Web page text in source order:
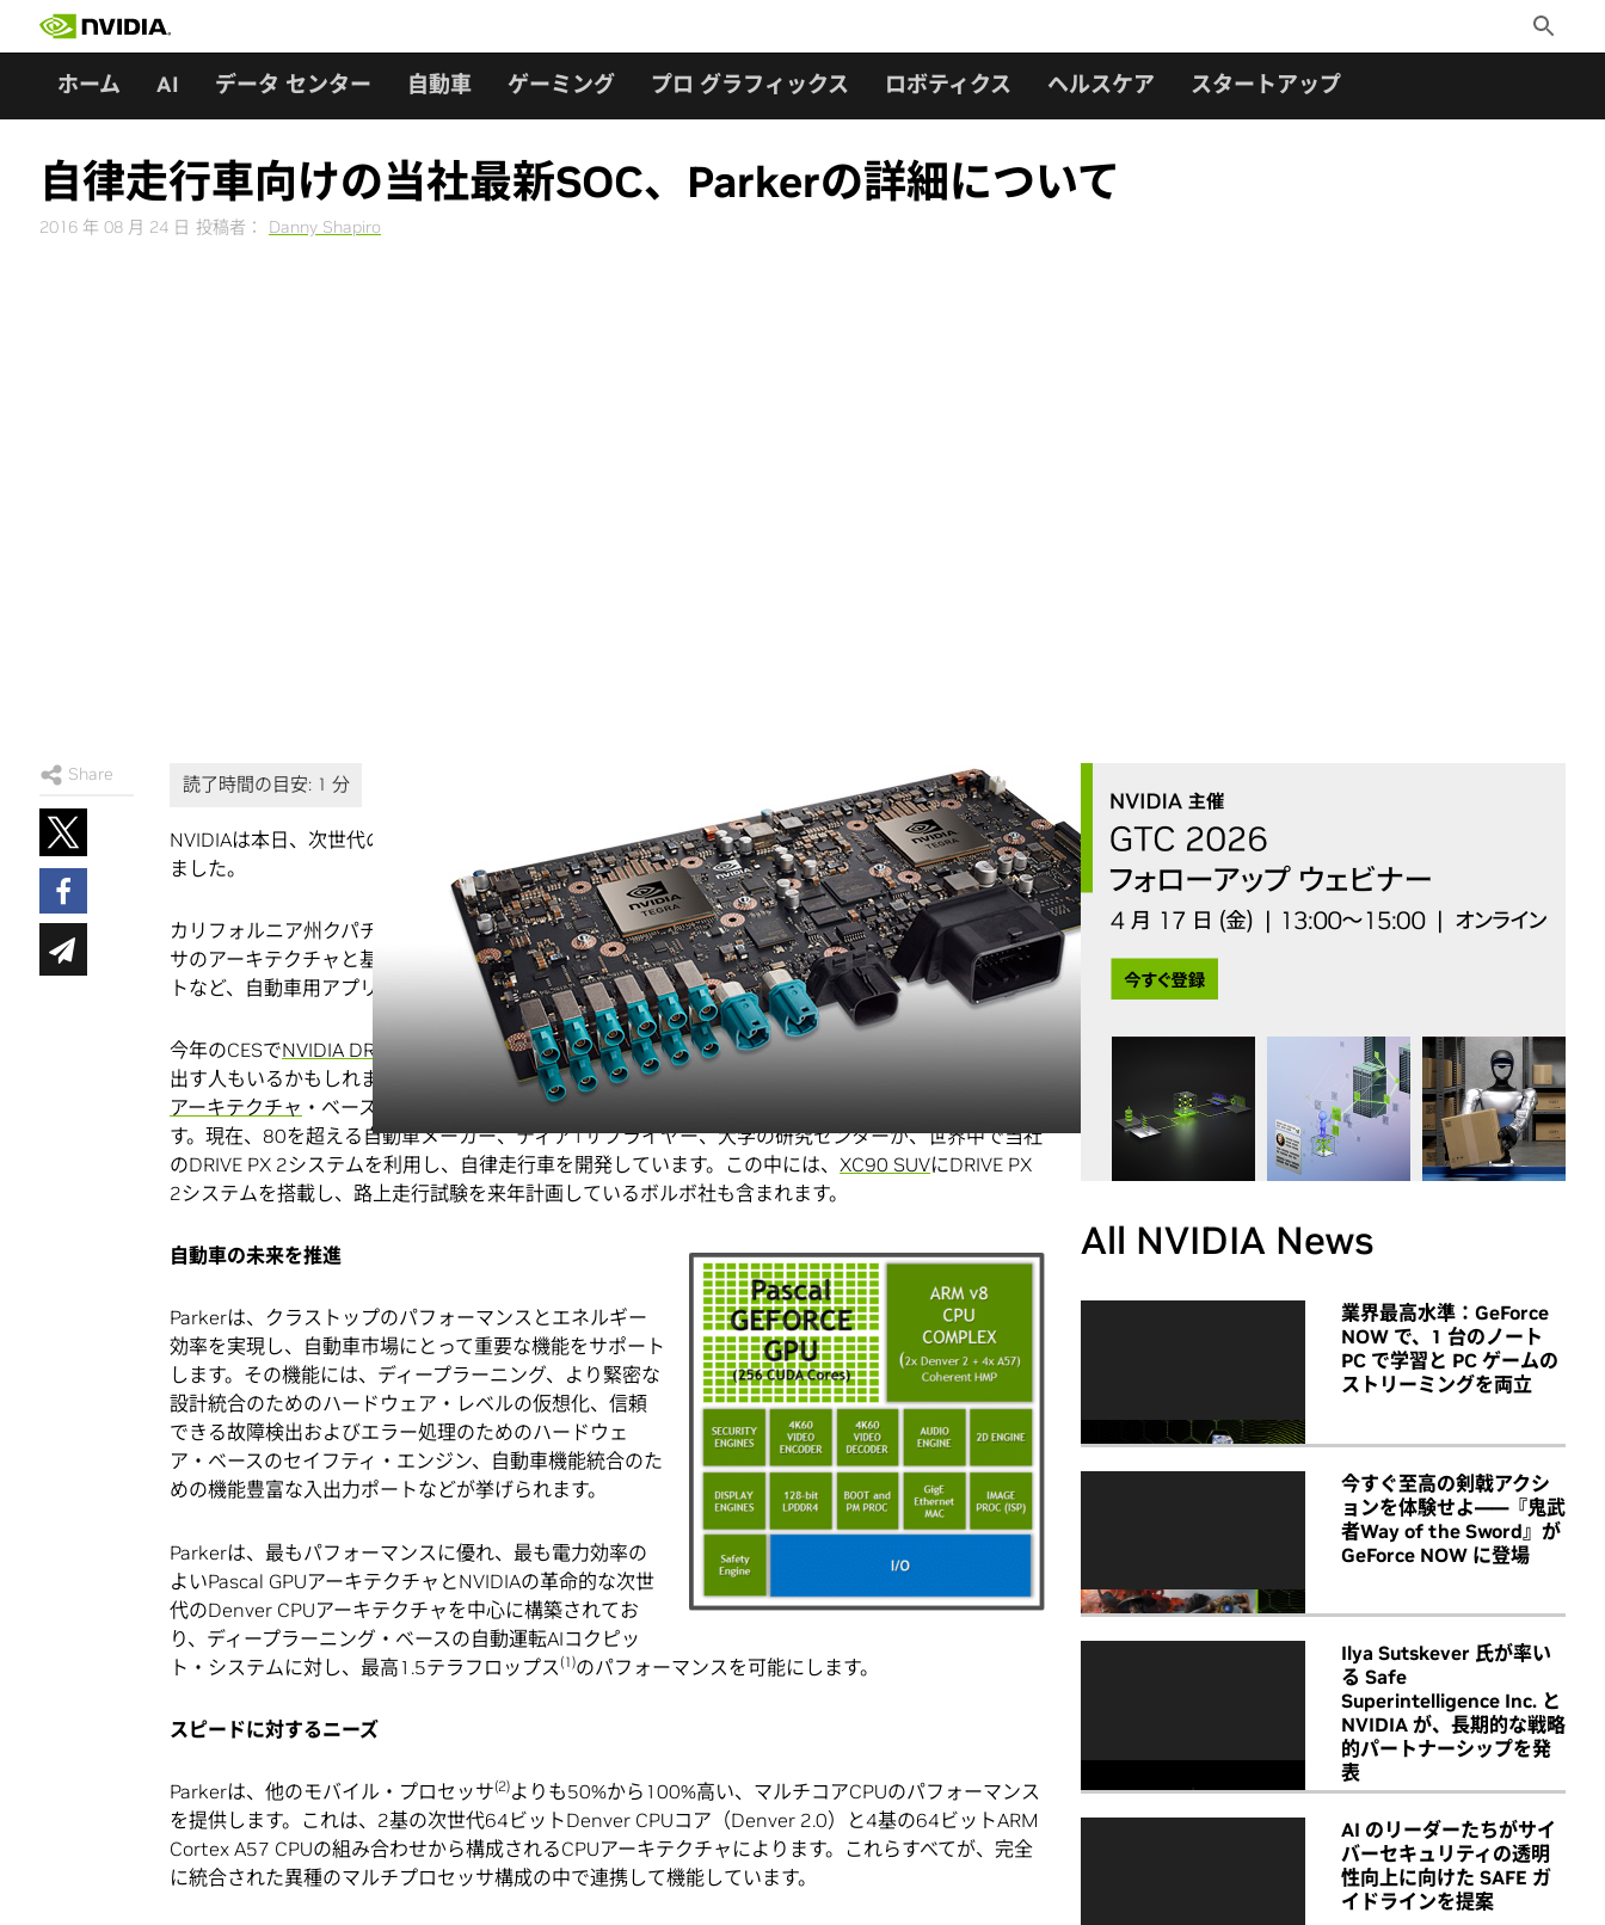
Toggle
Search
ホーム AI データ センター 自動車 ゲーミング プロ グラフィックス ロボティクス ヘルスケア スタートアップ
自律走行車向けの当社最新SOC、Parkerの詳細について
2016 年 08 月 24 日 投稿者： Danny Shapiro
Share
NVIDIAは本日、次世代の自律走行車の能力を強化する、最新のモバイル・プロセッサParkerを発表し
ました。
カリフォルニア州クパチーノのHot Chipsカンファレンスで、私たちは、このきわめて高度なプロセッ
サのアーキテクチャと基盤となるテクノロジを明らかにしました。自動運転車やデジタル・コクピッ
トなど、自動車用アプリケーションに適した理想的なプロセッサです。
今年のCESでNVIDIA DRIVE PX 2プラットフォームを発表した際、私たちがParkerに触れたことを思い
出す人もいるかもしれません。このプラットフォームは、2基のParkerプロセッサおよび2基の
アーキテクチャ ・ベースのGPUを利用し、ディープラーニングのアプリケーションの能力を強化しま
す。現在、80を超える自動車メーカー、ティア1サプライヤー、大学の研究センターが、世界中で当社
のDRIVE PX 2システムを利用し、自律走行車を開発しています。この中には、 XC90 SUVにDRIVE PX
2システムを搭載し、路上走行試験を来年計画しているボルボ社も含まれます。
自動車の未来を推進
Parkerは、クラストップのパフォーマンスとエネルギー
効率を実現し、自動車市場にとって重要な機能をサポート
します。その機能には、ディープラーニング、より緊密な
設計統合のためのハードウェア・レベルの仮想化、信頼
できる故障検出およびエラー処理のためのハードウェ
ア・ベースのセイフティ・エンジン、自動車機能統合のた
めの機能豊富な入出力ポートなどが挙げられます。
Parkerは、最もパフォーマンスに優れ、最も電力効率の
よいPascal GPUアーキテクチャとNVIDIAの革命的な次世
代のDenver CPUアーキテクチャを中心に構築されてお
り、ディープラーニング・ベースの自動運転AIコクピッ
ト・システムに対し、最高1.5テラフロップス (1)のパフォーマンスを可能にします。
スピードに対するニーズ
Parkerは、他のモバイル・プロセッサ(2)よりも50%から100%高い、マルチコアCPUのパフォーマンス
を提供します。これは、2基の次世代64ビットDenver CPUコア（Denver 2.0）と4基の64ビットARM
Cortex A57 CPUの組み合わせから構成されるCPUアーキテクチャによります。これらすべてが、完全
に統合された異種のマルチプロセッサ構成の中で連携して機能しています。
All NVIDIA News
業界最高水準：GeForce
NOW で、1 台のノート
PC で学習と PC ゲームの
ストリーミングを両立
今すぐ至高の剣戟アクシ
ョンを体験せよ――『鬼武
者Way of the Sword』が
GeForce NOW に登場
Ilya Sutskever 氏が率い
る Safe
Superintelligence Inc. と
NVIDIA が、長期的な戦略
的パートナーシップを発
表
AI のリーダーたちがサイ
バーセキュリティの透明
性向上に向けた SAFE ガ
イドラインを提案